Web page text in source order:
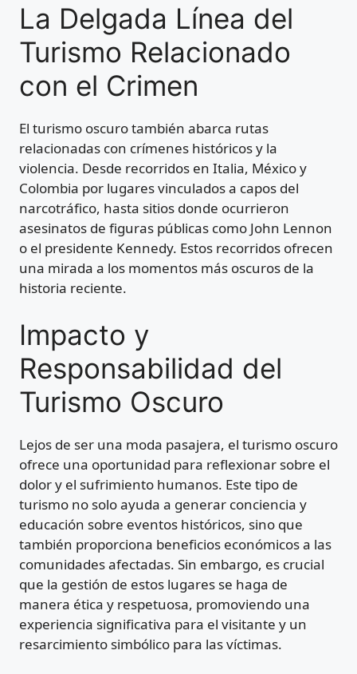
La Delgada Línea del
Turismo Relacionado
con el Crimen
El turismo oscuro también abarca rutas
relacionadas con crímenes históricos y la
violencia. Desde recorridos en Italia, México y
Colombia por lugares vinculados a capos del
narcotráfico, hasta sitios donde ocurrieron
asesinatos de figuras públicas como John Lennon
o el presidente Kennedy. Estos recorridos ofrecen
una mirada a los momentos más oscuros de la
historia reciente.
Impacto y
Responsabilidad del
Turismo Oscuro
Lejos de ser una moda pasajera, el turismo oscuro
ofrece una oportunidad para reflexionar sobre el
dolor y el sufrimiento humanos. Este tipo de
turismo no solo ayuda a generar conciencia y
educación sobre eventos históricos, sino que
también proporciona beneficios económicos a las
comunidades afectadas. Sin embargo, es crucial
que la gestión de estos lugares se haga de
manera ética y respetuosa, promoviendo una
experiencia significativa para el visitante y un
resarcimiento simbólico para las víctimas.